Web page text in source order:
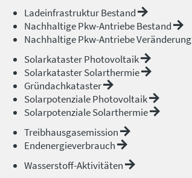
Ladeinfrastruktur Bestand
Nachhaltige Pkw-Antriebe Bestand
Nachhaltige Pkw-Antriebe Veränderung
Solarkataster Photovoltaik
Solarkataster Solarthermie
Gründachkataster
Solarpotenziale Photovoltaik
Solarpotenziale Solarthermie
Treibhausgasemission
Endenergieverbrauch
Wasserstoff-Aktivitäten